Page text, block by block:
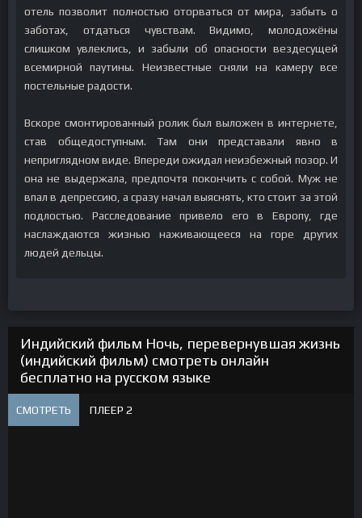
отель позволит полностью оторваться от мира, забыть о
заботах, отдаться чувствам. Видимо, молодожёны
слишком увлеклись, и забыли об опасности вездесущей
всемирной паутины. Неизвестные сняли на камеру все
постельные радости.
Вскоре смонтированный ролик был выложен в интернете,
став общедоступным. Там они представали явно в
неприглядном виде. Впереди ожидал неизбежный позор. И
она не выдержала, предпочтя покончить с собой. Муж не
впал в депрессию, а сразу начал выяснять, кто стоит за этой
подлостью. Расследование привело его в Европу, где
наслаждаются жизнью наживающееся на горе других
людей дельцы.
Индийский фильм Ночь, перевернувшая жизнь
(индийский фильм) смотреть онлайн
бесплатно на русском языке
СМОТРЕТЬ ПЛЕЕР 2